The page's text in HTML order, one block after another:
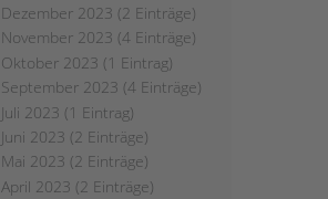
Dezember 2023 (2 Einträge)
November 2023 (4 Einträge)
Oktober 2023 (1 Eintrag)
September 2023 (4 Einträge)
Juli 2023 (1 Eintrag)
Juni 2023 (2 Einträge)
Mai 2023 (2 Einträge)
April 2023 (2 Einträge)